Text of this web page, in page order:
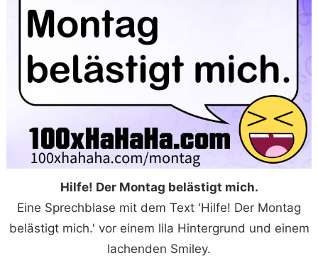
Hilfe! Der Montag belästigt mich.
Eine Sprechblase mit dem Text 'Hilfe! Der Montag
belästigt mich.' vor einem lila Hintergrund und einem
lachenden Smiley.